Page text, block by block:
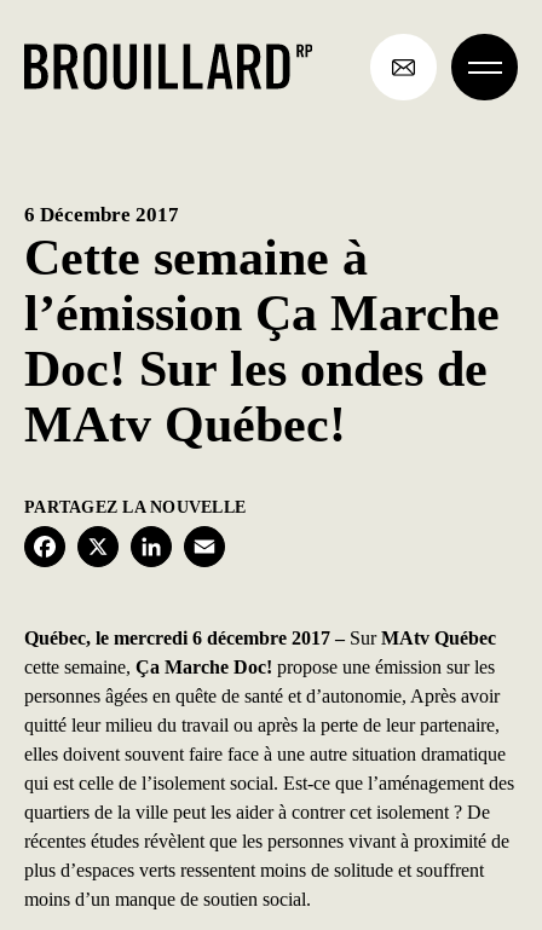
contenu
Cette semaine à
l’émission Ça Marche
Doc! Sur les ondes de
MAtv Québec!
6 Décembre 2017
PARTAGEZ LA NOUVELLE
F
c
e
b
o
k
X
L
n
k
e
d
n
a
i
Québec, le mercredi 6 décembre 2017 – SurMAtv Québec
cette semaine, Ça Marche Doc! propose une émission sur les
personnes âgées en quête de santé et d’autonomie, Après avoir
quitté leur milieu du travail ou après la perte de leur partenaire,
elles doivent souvent faire face à une autre situation dramatique
qui est celle de l’isolement social. Est-ce que l’aménagement des
quartiers de la ville peut les aider à contrer cet isolement ? De
récentes études révèlent que les personnes vivant à proximité de
plus d’espaces verts ressentent moins de solitude et souffrent
moins d’un manque de soutien social.